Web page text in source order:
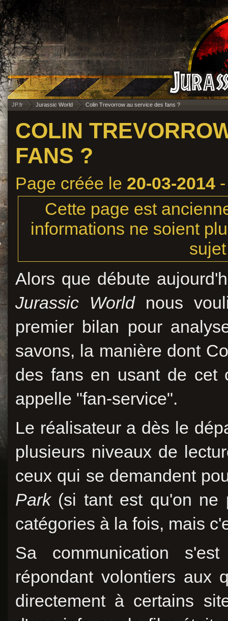
JP.fr Jurassic World Colin Trevorrow au service des fans ?
COLIN
FANS ?
Page créée le 20-03-2014
Cette page est
informations ne soient
Alors que débute
Jurassic Worldnous
premier bilan pour
savons, la manière dont
des fans en usant de cet
appelle "fan-service".
Le réalisateur a dès le
plusieurs niveaux de
ceux qui se demandent
Park(si tant est qu'on ne
catégories à la fois, mais
Sa communication
répondant volontiers aux
directement à certains